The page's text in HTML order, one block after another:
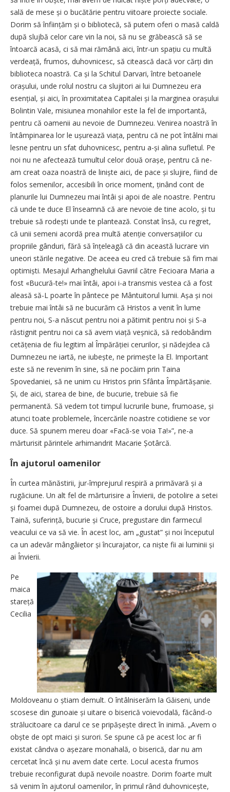
sală de mese și o bucătărie pentru viitoare proiecte sociale.
Dorim să înființăm și o bibliotecă, să putem oferi o masă caldă
după slujbă celor care vin la noi, să nu se grăbească să se
întoarcă acasă, ci să mai rămână aici, într-un spațiu cu multă
verdeață, frumos, duhovnicesc, să citească dacă vor cărți din
biblioteca noastră. Ca și la Schitul Darvari, între betoanele
orașului, unde rolul nostru ca slujitori ai lui Dumnezeu era
esențial, și aici, în proximitatea Capitalei și la marginea orașului
Bolintin Vale, misiunea monahilor este la fel de importantă,
pentru că oamenii au nevoie de Dumnezeu. Venirea noastră în
întâmpinarea lor le ușurează viața, pentru că ne pot întâlni mai
lesne pentru un sfat duhovnicesc, pentru a-și alina sufletul. Pe
noi nu ne afectează tumultul celor două orașe, pentru că ne-
am creat oaza noastră de liniște aici, de pace și slujire, fiind de
folos semenilor, accesibili în orice moment, ținând cont de
planurile lui Dumnezeu mai întâi și apoi de ale noastre. Pentru
că unde te duce El înseamnă că are nevoie de tine acolo, și tu
trebuie să rodești unde te plantează. Constat însă, cu regret,
că unii semeni acordă prea multă atenție conversațiilor cu
propriile gânduri, fără să înțeleagă că din această lucrare vin
uneori stările negative. De aceea eu cred că trebuie să fim mai
optimiști. Mesajul Arhanghelului Gavriil către Fecioara Maria a
fost «Bucură-te!» mai întâi, apoi i-a transmis vestea că a fost
aleasă să-L poarte în pântece pe Mântuitorul lumii. Așa și noi
trebuie mai întâi să ne bucurăm că Hristos a venit în lume
pentru noi, S-a născut pentru noi a pătimit pentru noi și S-a
răstignit pentru noi ca să avem viață veșnică, să redobândim
cetățenia de fiu legitim al Împărăției cerurilor, și nădejdea că
Dumnezeu ne iartă, ne iubește, ne primește la El. Important
este să ne revenim în sine, să ne pocăim prin Taina
Spovedaniei, să ne unim cu Hristos prin Sfânta Împărtă­șanie.
Și, de aici, starea de bine, de bucurie, trebuie să fie
permanentă. Să vedem tot timpul lucrurile bune, frumoase, și
atunci toate problemele, încercările noastre cotidiene se vor
duce. Să spunem mereu doar «Facă-se voia Ta!»”, ne-a
mărturisit părintele arhimandrit Macarie Șotârcă.
În ajutorul oamenilor
În curtea mănăstirii, jur-împrejurul respiră a primăvară și a
rugăciune. Un alt fel de mărturisire a Învierii, de potolire a setei
și foamei după Dumnezeu, de ostoire a dorului după Hristos.
Taină, suferință, bucurie și Cruce, pregustare din farmecul
veacului ce va să vie. În acest loc, am „gustat” și noi începutul
ca un adevăr mângâietor și încurajator, ca niște fii ai luminii și
ai Învierii.
Pe
maica
stareță
Cecilia
Moldoveanu o știam demult. O întâlniserăm la Găiseni, unde
scosese din gunoaie și uitare o biserică voievodală, făcând-o
strălucitoare ca darul ce se pripășește direct în inimă. „Avem o
obște de opt maici și surori. Se spune că pe acest loc ar fi
existat cândva o așezare monahală, o biserică, dar nu am
cercetat încă și nu avem date certe. Locul acesta frumos
trebuie reconfigurat după nevoile noastre. Dorim foarte mult
să venim în ajutorul oamenilor, în primul rând duhovnicește,